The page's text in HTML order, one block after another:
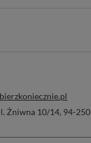
Żniwna 10/14, 94-250